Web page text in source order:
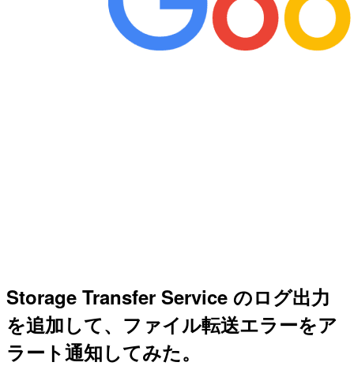
Storage Transfer Service のログ出力
を追加して、ファイル転送エラーをア
ラート通知してみた。